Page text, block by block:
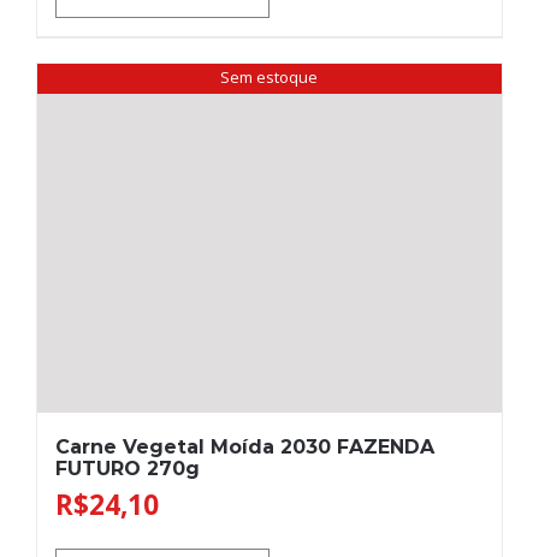
Sem estoque
Carne Vegetal Moída 2030 FAZENDA
FUTURO 270g
R$24,10